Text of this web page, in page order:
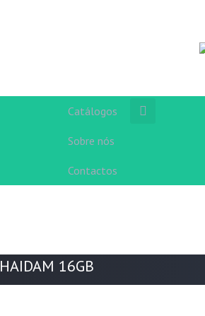
Catálogos
Sobre nós
Contactos
HAIDAM 16GB